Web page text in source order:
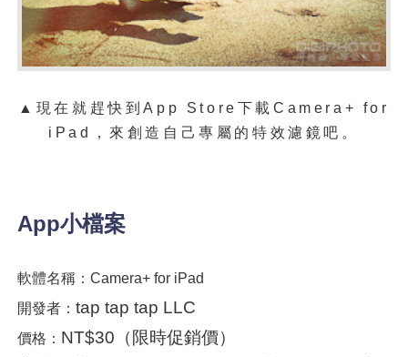
▲現在就趕快到App Store下載Camera+ for
iPad，來創造自己專屬的特效濾鏡吧。
App小檔案
軟體名稱：Camera+ for iPad
開發者：tap tap tap LLC
價格： NT$30（限時促銷價）